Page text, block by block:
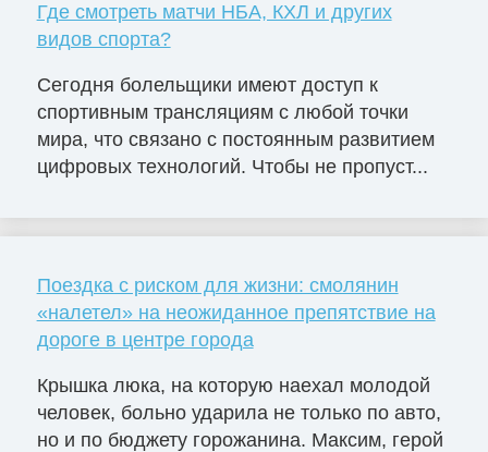
Где смотреть матчи НБА, КХЛ и других
видов спорта?
Сегодня болельщики имеют доступ к
спортивным трансляциям с любой точки
мира, что связано с постоянным развитием
цифровых технологий. Чтобы не пропуст...
Поездка с риском для жизни: смолянин
«налетел» на неожиданное препятствие на
дороге в центре города
Крышка люка, на которую наехал молодой
человек, больно ударила не только по авто,
но и по бюджету горожанина. Максим, герой